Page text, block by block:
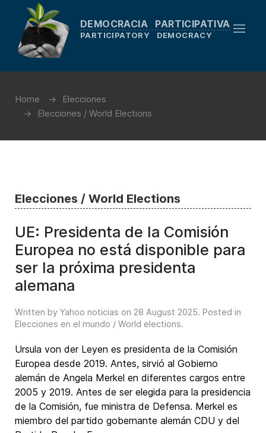
DEMOCRACIA PARTICIPATIVA
PARTICIPATORY DEMOCRACY
Home
Elecciones
Elecciones / World Elections
Elecciones / World Elections
UE: Presidenta de la Comisión
Europea no está disponible para
ser la próxima presidenta
alemana
Written by Yahoo noticias on 28 August 2025. Posted in
Elecciones en el mundo / World elections.
Ursula von der Leyen es presidenta de la Comisión
Europea desde 2019. Antes, sirvió al Gobierno
alemán de Angela Merkel en diferentes cargos entre
2005 y 2019. Antes de ser elegida para la presidencia
de la Comisión, fue ministra de Defensa. Merkel es
miembro del partido gobernante alemán CDU y del